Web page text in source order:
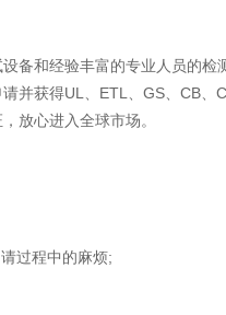
备和经验丰富的专业人员的检
并获得UL、ETL、GS、CB、
放心进入全球市场。
过程中的麻烦;